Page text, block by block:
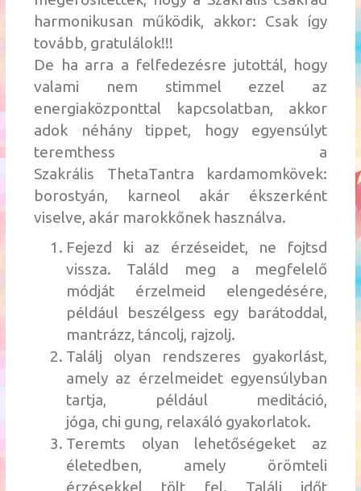
harmonikusan működik, akkor: Csak így
tovább, gratulálok!!!
De ha arra a felfedezésre jutottál, hogy
valami nem stimmel ezzel az
energiaközponttal kapcsolatban, akkor
adok néhány tippet, hogy egyensúlyt
teremthess a
Szakrális ThetaTantra kardamomkövek:
borostyán, karneol akár ékszerként
viselve, akár marokkőnek használva.
Fejezd ki az érzéseidet, ne fojtsd
vissza. Találd meg a megfelelő
módját érzelmeid elengedésére,
például beszélgess egy barátoddal,
mantrázz, táncolj, rajzolj.
Találj olyan rendszeres gyakorlást,
amely az érzelmeidet egyensúlyban
tartja, például meditáció,
jóga, chi gung, relaxáló gyakorlatok.
Teremts olyan lehetőségeket az
életedben, amely örömteli
érzésekkel tölt fel. Találj időt